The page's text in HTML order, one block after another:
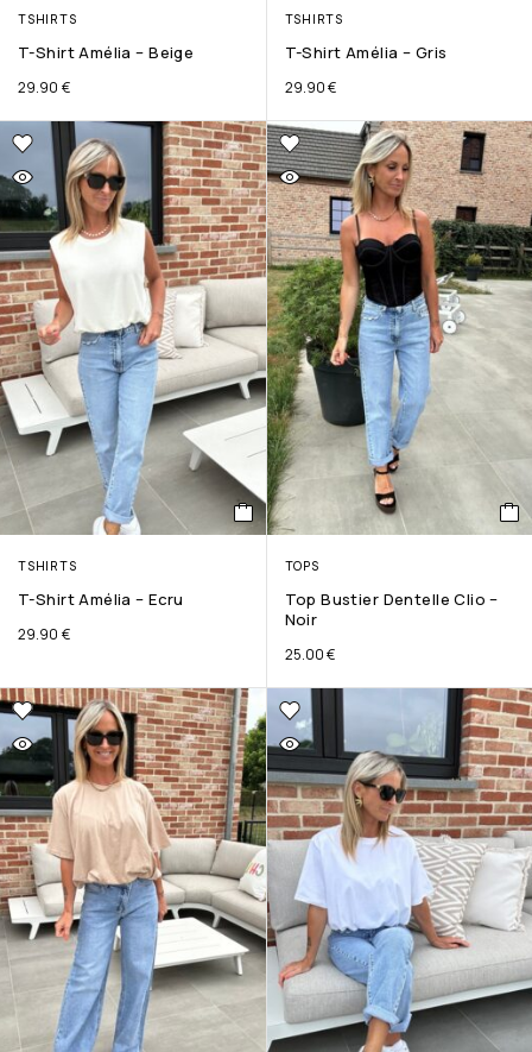
TSHIRTS
T-Shirt Amélia – Beige
29.90 €
TSHIRTS
T-Shirt Amélia – Gris
29.90€
TSHIRTS
T-Shirt Amélia – Ecru
29.90 €
TOPS
Top Bustier Dentelle Clio –
Noir
25.00€